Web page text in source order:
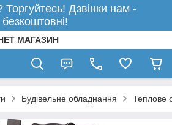
Торгуйтесь! Дзвінки нам -
безкоштовні!
МАГАЗИН
Будівельне обладнання Теплове